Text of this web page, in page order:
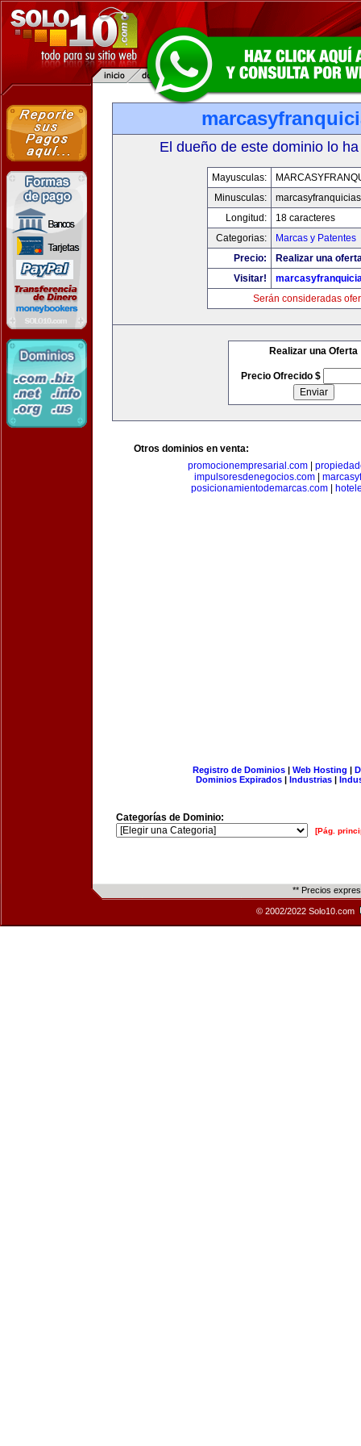
El dueño de este dominio lo
Mayusculas:
Minusculas:
Longitud:
18 caracteres
Categorias:
Marcas y Patentes
Precio:
Realizar una
Visitar!
Serán consideradas
Realizar una Oferta
Precio Ofrecido $
Otros dominios en venta:
promocionempresarial.com|
impulsoresdenegocios.com|
posicionamientodemarcas.com
Registro de Dominios| Web Hosting |
Dominios Expirados | Industrias |
Categorías de Dominio:
[Pág.
** Precios
© 2002/2022 Solo10.com